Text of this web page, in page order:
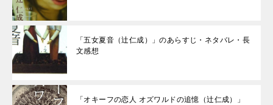
「五女夏音（辻仁成）」のあらすじ・ネタバレ・長
文感想
「オキーフの恋人 オズワルドの追憶（辻仁成）」